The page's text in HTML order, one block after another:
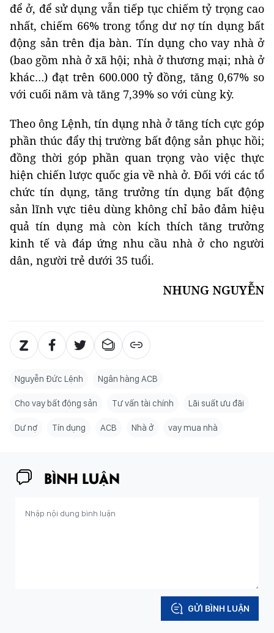
để ở, để sử dụng vẫn tiếp tục chiếm tỷ trọng cao
nhất, chiếm 66% trong tổng dư nợ tín dụng bất
động sản trên địa bàn. Tín dụng cho vay nhà ở
(bao gồm nhà ở xã hội; nhà ở thương mại; nhà ở
khác…) đạt trên 600.000 tỷ đồng, tăng 0,67% so
với cuối năm và tăng 7,39% so với cùng kỳ.
Theo ông Lệnh, tín dụng nhà ở tăng tích cực góp
phần thúc đẩy thị trường bất động sản phục hồi;
đồng thời góp phần quan trọng vào việc thực
hiện chiến lược quốc gia về nhà ở. Đối với các tổ
chức tín dụng, tăng trưởng tín dụng bất động
sản lĩnh vực tiêu dùng không chỉ bảo đảm hiệu
quả tín dụng mà còn kích thích tăng trưởng
kinh tế và đáp ứng nhu cầu nhà ở cho người
dân, người trẻ dưới 35 tuổi.
NHUNG NGUYỄN
Nguyễn Đức Lệnh Ngân hàng ACB
Cho vay bất động sản Tư vấn tài chính Lãi suất ưu đãi
Dư nợ Tín dụng ACB Nhà ở vay mua nhà
BÌNH LUẬN
GỬI BÌNH LUẬN